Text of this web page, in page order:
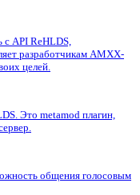
API ReHLDS,
разработчикам AMXX-
целей.
Это metamod плагин,
общения голосовым